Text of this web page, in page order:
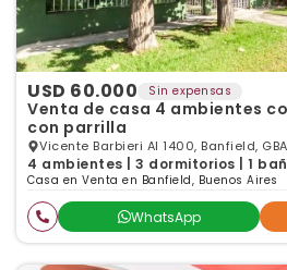
USD 60.000 Sin expensas
Venta de casa 4 ambientes
con parrilla
Vicente Barbieri Al 1400, Banfield,
4 ambientes | 3 dormitorios | 1
Casa en Venta en Banfield, Buenos Aires
WhatsApp